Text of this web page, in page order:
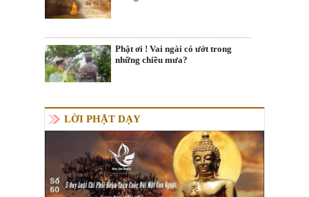
Phật ơi ! Vai ngài có ướt trong
những chiều mưa?
LỜI PHẬT DẠY